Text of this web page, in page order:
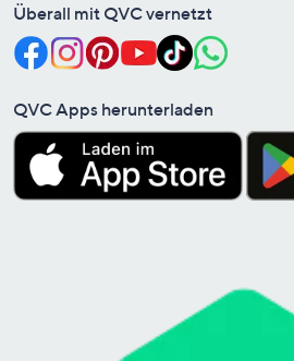
Überall mit QVC vernetzt
QVC Apps herunterladen